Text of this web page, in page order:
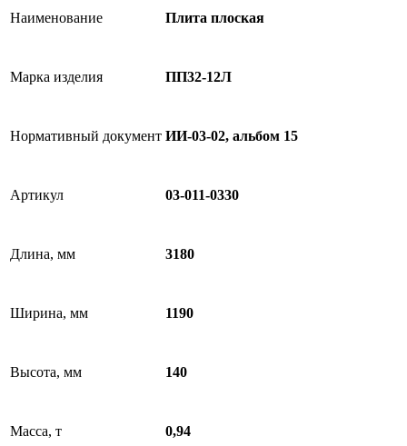
Наименование Плита плоская
Марка изделия ПП32-12Л
Нормативный документ ИИ-03-02, альбом 15
Артикул 03-011-0330
Длина, мм 3180
Ширина, мм 1190
Высота, мм 140
Масса, т 0,94